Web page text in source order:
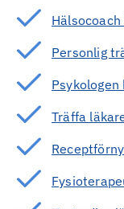
Personlig
Träffa